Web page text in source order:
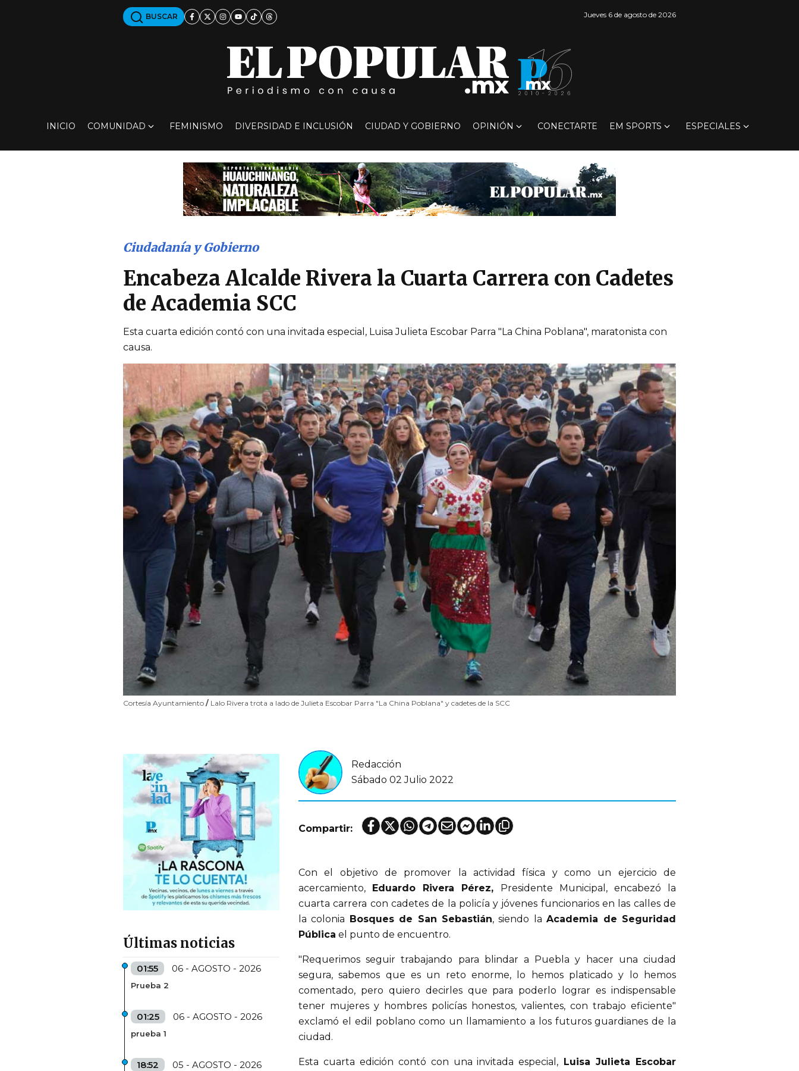
BUSCAR Jueves 6 de agosto de 2026
INICIO COMUNIDAD FEMINISMO DIVERSIDAD E INCLUSIÓN CIUDAD Y GOBIERNO OPINIÓN CONECTARTE EM SPORTS ESPECIALES
Cortesía Ayuntamiento / Lalo Rivera trota a lado de Julieta Escobar Parra "La China Poblana" y cadetes de la SCC
Ciudadanía y Gobierno
Encabeza Alcalde Rivera la Cuarta Carrera con Cadetes
de Academia SCC
Esta cuarta edición contó con una invitada especial, Luisa Julieta Escobar Parra "La China Poblana", maratonista con
causa.
Últimas noticias
01:55 06 - AGOSTO - 2026
Prueba 2
01:25 06 - AGOSTO - 2026
prueba 1
18:52 05 - AGOSTO - 2026
Redacción
Sábado 02 Julio 2022
Compartir:
Con el objetivo de promover la actividad física y como un ejercicio de
acercamiento, Eduardo Rivera Pérez, Presidente Municipal, encabezó la
cuarta carrera con cadetes de la policía y jóvenes funcionarios en las calles de
la colonia Bosques de San Sebastián, siendo laAcademia de Seguridad
Pública el punto de encuentro.
"Requerimos seguir trabajando para blindar a Puebla y hacer una ciudad
segura, sabemos que es un reto enorme, lo hemos platicado y lo hemos
comentado, pero quiero decirles que para poderlo lograr es indispensable
tener mujeres y hombres policías honestos, valientes, con trabajo eficiente"
exclamó el edil poblano como un llamamiento a los futuros guardianes de la
ciudad.
Esta cuarta edición contó con una invitada especial, Luisa Julieta Escobar